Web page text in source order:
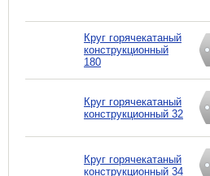
Круг горячекатаный
конструкционный
180
Круг горячекатаный
конструкционный 32
Круг горячекатаный
конструкционный 34